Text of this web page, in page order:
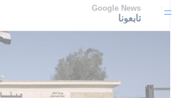
Google News
تابعونا